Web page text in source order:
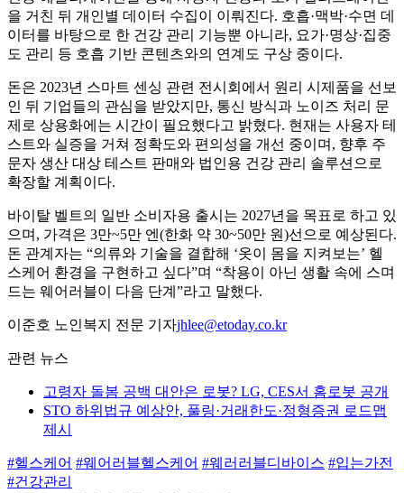
을 거친 뒤 개인별 데이터 수집이 이뤄진다. 호흡·맥박·수면 데
이터를 바탕으로 한 건강 관리 기능뿐 아니라, 요가·명상·집중
도 관리 등 호흡 기반 콘텐츠와의 연계도 구상 중이다.
돈은 2023년 스마트 센싱 관련 전시회에서 원리 시제품을 선보
인 뒤 기업들의 관심을 받았지만, 통신 방식과 노이즈 처리 문
제로 상용화에는 시간이 필요했다고 밝혔다. 현재는 사용자 테
스트와 실증을 거쳐 정확도와 편의성을 개선 중이며, 향후 주
문자 생산 대상 테스트 판매와 법인용 건강 관리 솔루션으로
확장할 계획이다.
바이탈 벨트의 일반 소비자용 출시는 2027년을 목표로 하고 있
으며, 가격은 3만~5만 엔(한화 약 30~50만 원)선으로 예상된다.
돈 관계자는 “의류와 기술을 결합해 ‘옷이 몸을 지켜보는’ 헬
스케어 환경을 구현하고 싶다”며 “착용이 아닌 생활 속에 스며
드는 웨어러블이 다음 단계”라고 말했다.
이준호 노인복지 전문 기자jhlee@etoday.co.kr
관련 뉴스
고령자 돌봄 공백 대안은 로봇? LG, CES서 홈로봇 공개
STO 하위법규 예상안, 풀링·거래한도·정형증권 로드맵
제시
#헬스케어 #웨어러블헬스케어 #웨러러블디바이스 #입는가전
#건강관리